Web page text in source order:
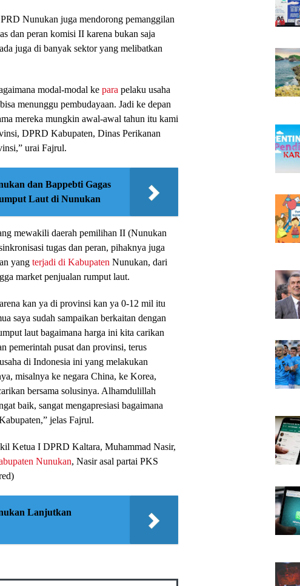
Nunukan juga mendorong pemanggilan
dan peran komisi II karena bukan saja
juga di banyak sektor yang melibatkan
modal-modal ke para pelaku usaha
menunggu pembudayaan. Jadi ke depan
mereka mungkin awal-awal tahun itu kami
DPRD Kabupaten, Dinas Perikanan
urai Fajrul.
dan Bappebti Gagas
Laut di Nunukan
mewakili daerah pemilihan II (Nunukan
tugas dan peran, pihaknya juga
yang terjadi di Kabupaten Nunukan, dari
market penjualan rumput laut.
kan ya di provinsi kan ya 0-12 mil itu
saya sudah sampaikan berkaitan dengan
laut bagaimana harga ini kita carikan
pemerintah pusat dan provinsi, terus
di Indonesia ini yang melakukan
misalnya ke negara China, ke Korea,
bersama solusinya. Alhamdulillah
baik, sangat mengapresiasi bagaimana
jelas Fajrul.
Ketua I DPRD Kaltara, Muhammad Nasir,
Nunukan, Nasir asal partai PKS
Lanjutkan